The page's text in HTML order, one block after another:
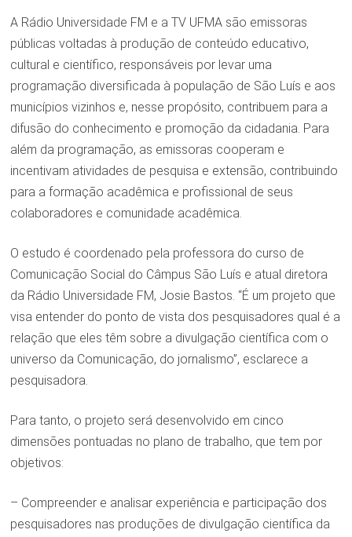
A Rádio Universidade FM e a TV UFMA são emissoras
públicas voltadas à produção de conteúdo educativo,
cultural e científico, responsáveis por levar uma
programação diversificada à população de São Luís e aos
municípios vizinhos e, nesse propósito, contribuem para a
difusão do conhecimento e promoção da cidadania. Para
além da programação, as emissoras cooperam e
incentivam atividades de pesquisa e extensão, contribuindo
para a formação acadêmica e profissional de seus
colaboradores e comunidade acadêmica.
O estudo é coordenado pela professora do curso de
Comunicação Social do Câmpus São Luís e atual diretora
da Rádio Universidade FM, Josie Bastos. “É um projeto que
visa entender do ponto de vista dos pesquisadores qual é a
relação que eles têm sobre a divulgação científica com o
universo da Comunicação, do jornalismo”, esclarece a
pesquisadora.
Para tanto, o projeto será desenvolvido em cinco
dimensões pontuadas no plano de trabalho, que tem por
objetivos:
– Compreender e analisar experiência e participação dos
pesquisadores nas produções de divulgação científica da